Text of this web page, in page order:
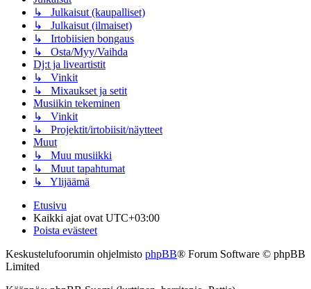
↳ Julkaisut (kaupalliset)
↳ Julkaisut (ilmaiset)
↳ Irtobiisien bongaus
↳ Osta/Myy/Vaihda
Dj:t ja liveartistit
↳ Vinkit
↳ Mixaukset ja setit
Musiikin tekeminen
↳ Vinkit
↳ Projektit/irtobiisit/näytteet
Muut
↳ Muu musiikki
↳ Muut tapahtumat
↳ Ylijäämä
Etusivu
Kaikki ajat ovat UTC+03:00
Poista evästeet
Keskustelufoorumin ohjelmisto phpBB® Forum Software © phpBB
Limited